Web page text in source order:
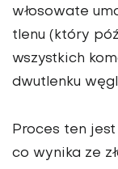
włosowate
tlenu (który
wszystkich
dwutlenku
Proces ten
co wynika ze